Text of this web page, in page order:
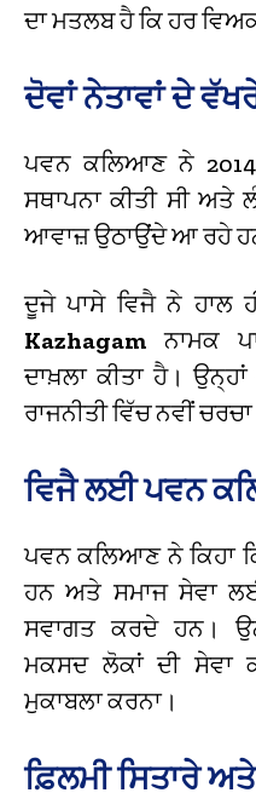
ਦਾ ਮਤਲਬ ਹੈ ਕਿ ਹਰ
ਦੋਵਾਂ ਨੇਤਾਵਾਂ ਦੇ
ਪਵਨ ਕਲਿਆਣ ਨੇ 2014
ਸਥਾਪਨਾ ਕੀਤੀ ਸੀ
ਆਵਾਜ਼ ਉਠਾਉਂਦੇ ਆ ਰਹੇ
ਦੂਜੇ ਪਾਸੇ ਵਿਜੈ ਨੇ ਹਾਲ
Kazhagam ਨਾਮਕ
ਦਾਖ਼ਲਾ ਕੀਤਾ ਹੈ।
ਰਾਜਨੀਤੀ ਵਿੱਚ ਨਵੀਂ
ਵਿਜੈ ਲਈ ਪਵਨ
ਪਵਨ ਕਲਿਆਣ ਨੇ ਕਿਹਾ
ਹਨ ਅਤੇ ਸਮਾਜ ਸੇਵਾ
ਸਵਾਗਤ ਕਰਦੇ ਹਨ।
ਮਕਸਦ ਲੋਕਾਂ ਦੀ ਸੇਵਾ
ਮੁਕਾਬਲਾ ਕਰਨਾ।
ਫ਼ਿਲਮੀ ਸਿਤਾਰੇ